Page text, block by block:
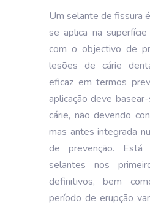
Um selante de fissura
se aplica na
com o objectivo de
lesões de cárie
eficaz em termos
aplicação deve
cárie, não devendo
mas antes integrada
de prevenção. Está
selantes nos
definitivos, bem
período de erupção